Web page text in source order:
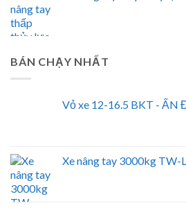
BÁN CHẠY NHẤT
Vỏ xe 12-16.5 BKT - ẤN
Xe nâng tay 3000kg TW-